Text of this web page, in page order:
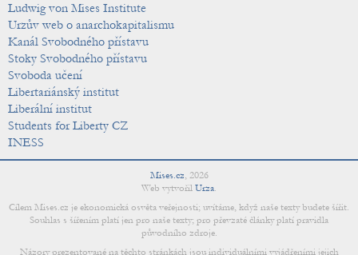
Ludwig von Mises Institute
Urzův web o anarchokapitalismu
Kanál Svobodného přístavu
Stoky Svobodného přístavu
Svoboda učení
Libertariánský institut
Liberální institut
Students for Liberty CZ
INESS
Mises.cz, 2026
Web vytvořil Urza.
Cílem Mises.cz je ekonomická osvěta veřejnosti; uvítáme, když naše texty budete šířit.
Souhlas s šířením platí jen pro naše texty; pro převzaté články platí pravidla
původního zdroje.
Názory prezentované na těchto stránkách jsou individuálními vyjádřeními jejich